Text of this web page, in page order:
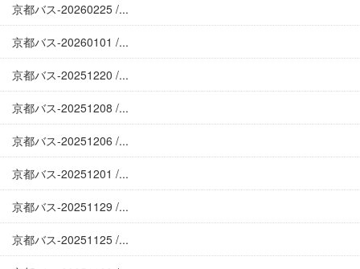
京都バス-20260225 /...
京都バス-20260101 /...
京都バス-20251220 /...
京都バス-20251208 /...
京都バス-20251206 /...
京都バス-20251201 /...
京都バス-20251129 /...
京都バス-20251125 /...